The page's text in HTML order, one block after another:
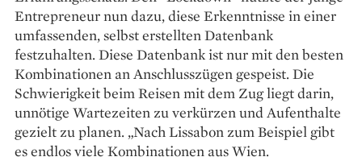
Entrepreneur nun dazu, diese Erkenntnisse in einer
umfassenden, selbst erstellten Datenbank
festzuhalten. Diese Datenbank ist nur mit den besten
Kombinationen an Anschlusszügen gespeist. Die
Schwierigkeit beim Reisen mit dem Zug liegt darin,
unnötige Wartezeiten zu verkürzen und Aufenthalte
gezielt zu planen. „Nach Lissabon zum Beispiel gibt
es endlos viele Kombinationen aus Wien.